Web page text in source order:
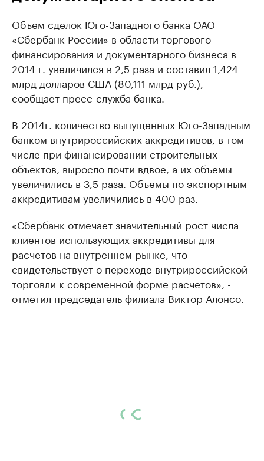
Объем сделок Юго-Западного банка ОАО
«Сбербанк России» в области торгового
финансирования и документарного бизнеса в
2014 г. увеличился в 2,5 раза и составил 1,424
млрд долларов США (80,111 млрд руб.),
сообщает пресс-служба банка.
В 2014г. количество выпущенных Юго-Западным
банком внутрироссийских аккредитивов, в том
числе при финансировании строительных
объектов, выросло почти вдвое, а их объемы
увеличились в 3,5 раза. Объемы по экспортным
аккредитивам увеличились в 400 раз.
«Сбербанк отмечает значительный рост числа
клиентов использующих аккредитивы для
расчетов на внутреннем рынке, что
свидетельствует о переходе внутрироссийской
торговли к современной форме расчетов», -
отметил председатель филиала Виктор Алонсо.